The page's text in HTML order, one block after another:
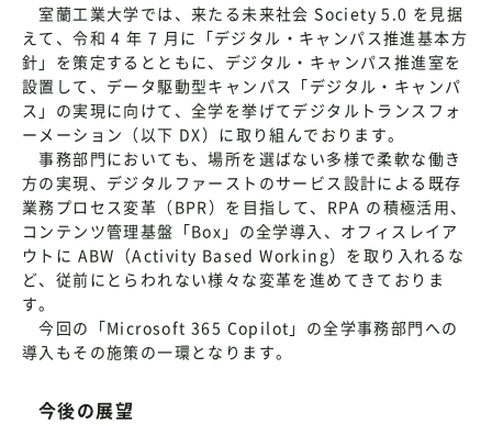
室蘭工業大学では、来たる未来社会 Society 5.0 を見据
えて、令和 4 年 7 月に「デジタル・キャンパス推進基本方
針」を策定するとともに、デジタル・キャンパス推進室を
設置して、データ駆動型キャンパス「デジタル・キャンパ
ス」の実現に向けて、全学を挙げてデジタルトランスフォ
ーメーション（以下 DX）に取り組んでおります。
事務部門においても、場所を選ばない多様で柔軟な働き
方の実現、デジタルファーストのサービス設計による既存
業務プロセス変革（BPR）を目指して、RPA の積極活用、
コンテンツ管理基盤「Box」の全学導入、オフィスレイア
ウトに ABW（Activity Based Working）を取り入れるな
ど、従前にとらわれない様々な変革を進めてきておりま
す。
今回の「Microsoft 365 Copilot」の全学事務部門への
導入もその施策の一環となります。
今後の展望